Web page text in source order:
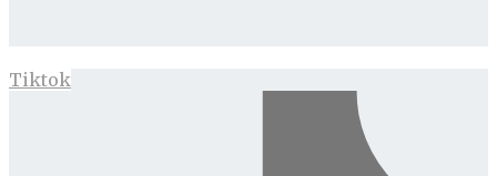
Tiktok